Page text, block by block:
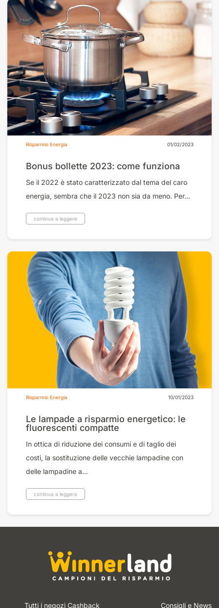
Risparmio Energia 01/02/2023
Bonus bollette 2023: come funziona
Se il 2022 è stato caratterizzato dal tema del caro
energia, sembra che il 2023 non sia da meno. Per...
continua a leggere
Risparmio Energia 10/01/2023
Le lampade a risparmio energetico: le
fluorescenti compatte
In ottica di riduzione dei consumi e di taglio dei
costi, la sostituzione delle vecchie lampadine con
delle lampadine a...
continua a leggere
Tutti i negozi Cashback Consigli e News